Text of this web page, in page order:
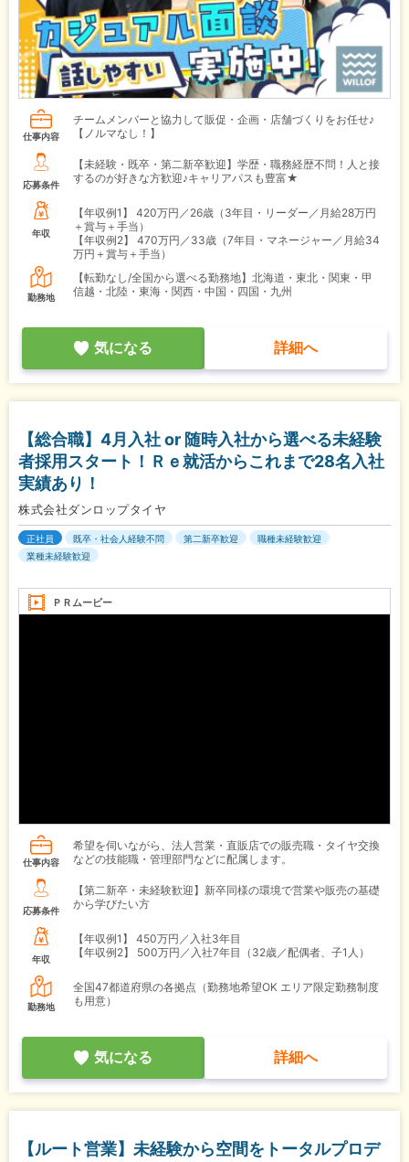
仕事内容
チームメンバーと協力して販促・企画・店舗づくりをお任せ♪
【ノルマなし！】
応募条件
【未経験・既卒・第二新卒歓迎】学歴・職務経歴不問！人と接
するのが好きな方歓迎♪キャリアパスも豊富★
年収
【年収例1】
420万円／26歳（3年目・リーダー／月給28万円
＋賞与＋手当）
【年収例2】
470万円／33歳（7年目・マネージャー／月給34
万円＋賞与＋手当）
勤務地
【転勤なし/全国から選べる勤務地】北海道・東北・関東・甲
信越・北陸・東海・関西・中国・四国・九州
気になる 詳細へ
【総合職】4月入社 or 随時入社から選べる未経験
者採用スタート！Ｒｅ就活からこれまで28名入社
実績あり！
株式会社ダンロップタイヤ
正社員 既卒・社会人経験不問 第二新卒歓迎
職種未経験歓迎
業種未経験歓迎
ＰＲムービー
仕事内容
希望を伺いながら、法人営業・直販店での販売職・タイヤ交換
などの技能職・管理部門などに配属します。
応募条件
【第二新卒・未経験歓迎】新卒同様の環境で営業や販売の基礎
から学びたい方
年収
【年収例1】
450万円／入社3年目
【年収例2】
500万円／入社7年目（32歳／配偶者、子1人）
勤務地
全国47都道府県の各拠点（勤務地希望OK エリア限定勤務制度
も用意）
気になる 詳細へ
【ルート営業】未経験から空間をトータルプロデ